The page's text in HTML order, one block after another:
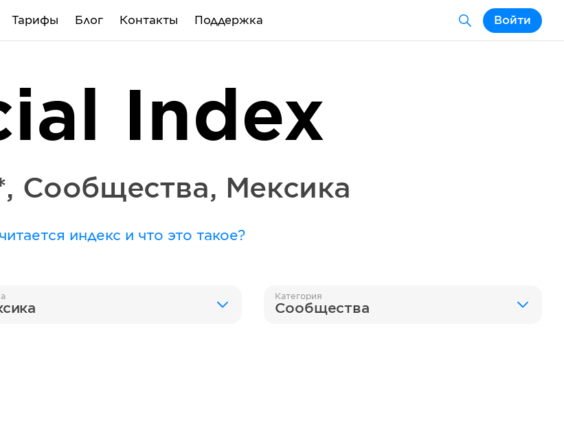
Тарифы Блог Контакты Поддержка Войти
Index
, Сообщества, Мексика
индекс и что это такое?
Категория
Сообщества